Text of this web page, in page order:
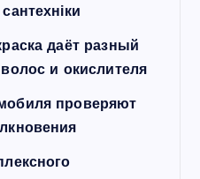
даёт разный
и окислителя
проверяют